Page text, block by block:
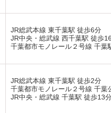
JR総武本線 東千葉駅 徒歩6分
JR中央・総武線 西千葉駅 徒歩
千葉都市モノレール２号線 千葉
JR総武本線 東千葉駅 徒歩2分
千葉都市モノレール２号線 千葉
JR中央・総武線 千葉駅 徒歩13